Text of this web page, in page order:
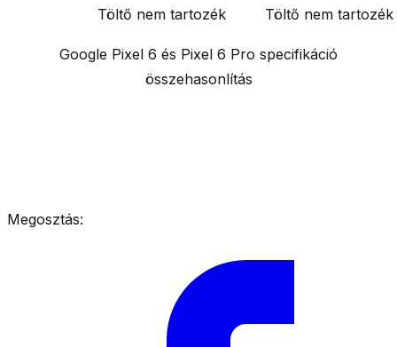
Töltő nem tartozék
Töltő nem tartozék
Google Pixel 6 és Pixel 6 Pro specifikáció
összehasonlítás
Megosztás: